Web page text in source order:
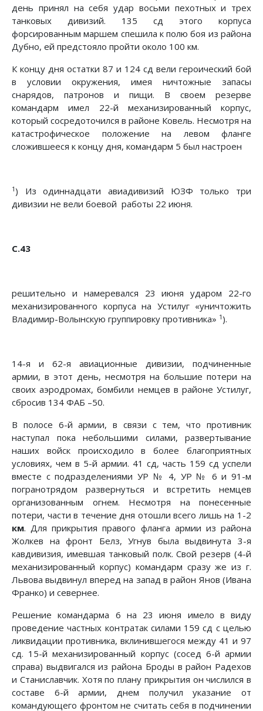
день принял на себя удар восьми пехотных и трех
танковых дивизий. 135 сд этого корпуса
форсированным маршем спешила к полю боя из района
Дубно, ей предстояло пройти около 100 км.
К концу дня остатки 87 и 124 сд вели героический бой
в условии окружения, имея ничтожные запасы
снарядов, патронов и пищи. В своем резерве
командарм имел 22-й механизированный корпус,
который сосредоточился в районе Ковель. Несмотря на
катастрофическое положение на левом фланге
сложившееся к концу дня, командарм 5 был настроен
1) Из одиннадцати авиадивизий ЮЗФ только три
дивизии не вели боевой работы 22 июня.
С.43
решительно и намеревался 23 июня ударом 22-го
механизиро­ванного корпуса на Устилуг «уничтожить
Владимир-Волын­скую группировку противника» 1).
14-я и 62-я авиационные дивизии, подчиненные
армии, в этот день, несмотря на большие потери на
своих аэродромах, бомбили немцев в районе Устилуг,
сбросив 134 ФАБ –50.
В полосе 6-й армии, в связи с тем, что противник
наступал пока небольшими силами, развертывание
наших войск про­исходило в более благоприятных
условиях, чем в 5-й армии. 41 сд, часть 159 сд успели
вместе с подразделениями УР № 4, УР № 6 и 91-м
погранотрядом развернуться и встретить нем­цев
организованным огнем. Несмотря на понесенные
потери, части в течение дня отошли всего лишь на 1-2
км. Для прикрытия правого фланга армии из района
Жолкев на фронт Белз, Угнув была выдвинута 3-я
кавдивизия, имевшая тан­ковый полк. Свой резерв (4-й
механизированный корпус) командарм сразу же из г.
Львова выдвинул вперед на запад в район Янов (Ивана
Франко) и севернее.
Решение командарма 6 на 23 июня имело в виду
проведе­ние частных контратак силами 159 сд с целью
ликвидации противника, вклинившегося между 41 и 97
сд. 15-й механизи­рованный корпус (сосед 6-й армии
справа) выдвигался из района Броды в район Радехов
и Станиславчик. Хотя по пла­ну прикрытия он числился в
составе 6-й армии, днем получил указание от
командующего фронтом не считать себя в подчи­нении